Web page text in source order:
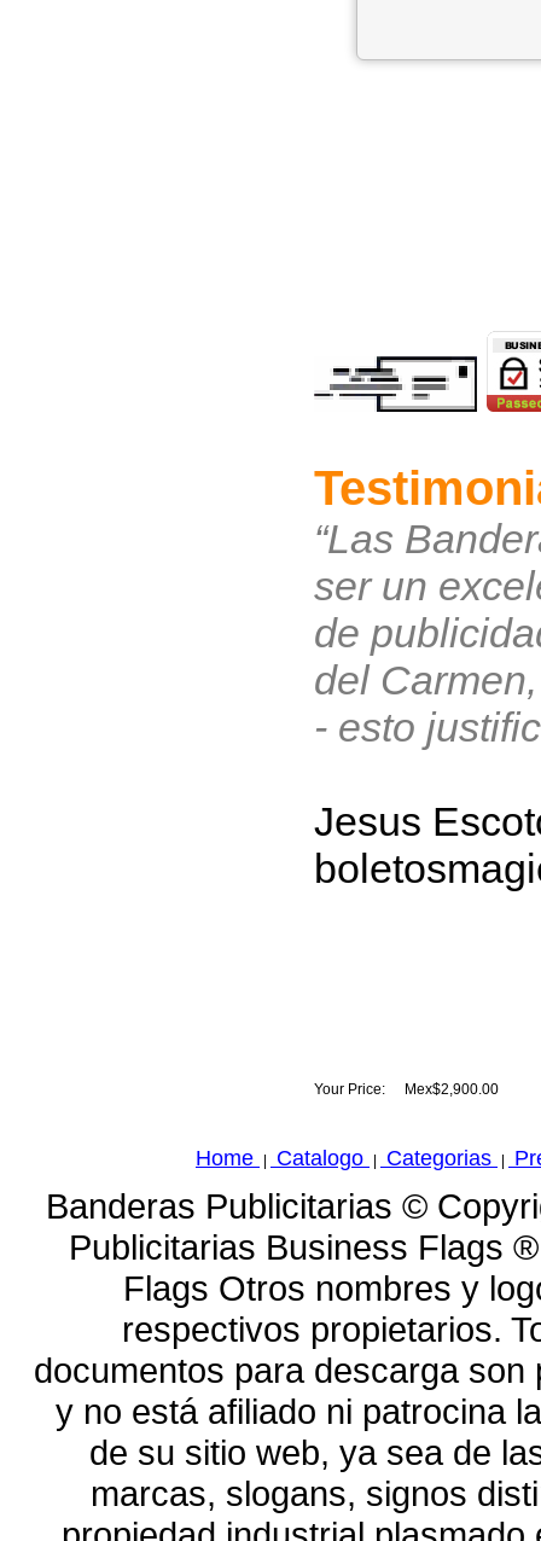
“Las
ser un
de
del
- esto
Jesus
Your Price: Mex$2,900.00
Home Catalogo Categorias
Banderas Publicitarias ©
Publicitarias Business Flags
Flags Otros nombres y
respectivos propietarios.
documentos para descarga
y no está afiliado ni patrocina
de su sitio web, ya sea de
marcas, slogans, signos